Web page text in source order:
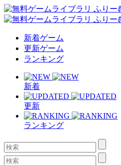
新着ゲーム
更新ゲーム
ランキング
新着
更新
ランキング